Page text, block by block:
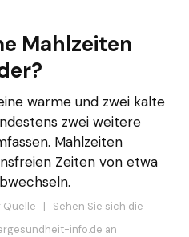
Mahlzeiten
warme und zwei kalte
zwei weitere
Mahlzeiten
Zeiten von etwa
Quelle | Sehen Sie sich die
info.de an